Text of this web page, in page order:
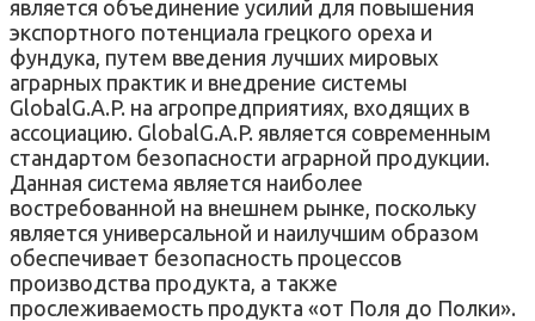
является объединение усилий для повышения
экспортного потенциала грецкого ореха и
фундука, путем введения лучших мировых
аграрных практик и внедрение системы
GlobalG.A.P. на агропредприятиях, входящих в
ассоциацию. GlobalG.A.P. является современным
стандартом безопасности аграрной продукции.
Данная система является наиболее
востребованной на внешнем рынке, поскольку
является универсальной и наилучшим образом
обеспечивает безопасность процессов
производства продукта, а также
прослеживаемость продукта «от Поля до Полки».